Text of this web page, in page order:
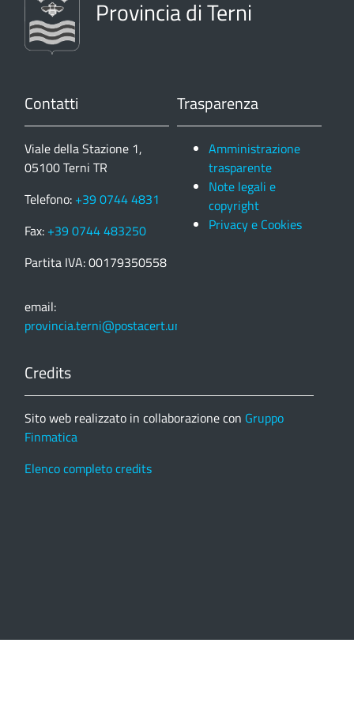
Provincia di Terni
Contatti
Viale della Stazione 1,
05100 Terni TR
Telefono: +39 0744 4831
Fax: +39 0744 483250
Partita IVA: 00179350558
email:
provincia.terni@postacert.umbria.it
Trasparenza
Amministrazione
trasparente
Note legali e
copyright
Privacy e Cookies
Credits
Sito web realizzato in collaborazione con Gruppo
Finmatica
Elenco completo credits